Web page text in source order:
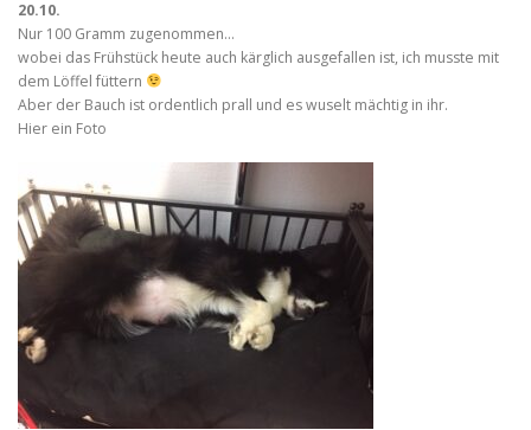
20.10.
Nur 100 Gramm zugenommen…
wobei das Frühstück heute auch kärglich ausgefallen ist, ich musste mit
dem Löffel füttern
Aber der Bauch ist ordentlich prall und es wuselt mächtig in ihr.
Hier ein Foto